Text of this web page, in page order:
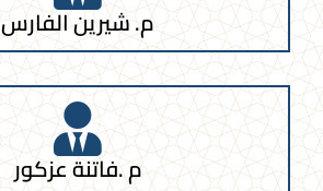
م. شيرين الفارس
م .فاتنة عزكور